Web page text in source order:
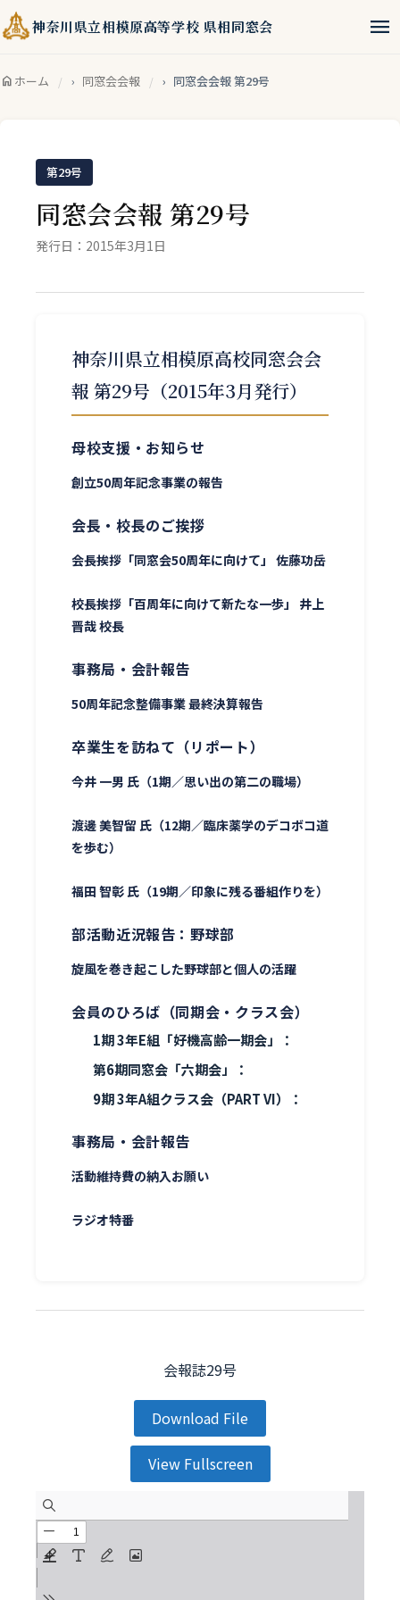
神奈川県立相模原高等学校 県相同窓会 menu
home ホーム 同窓会会報 同窓会会報 第29号
第29号
同窓会会報 第29号
発行日：2015年3月1日
神奈川県立相模原高校同窓会会
報 第29号（2015年3月発行）
母校支援・お知らせ
創立50周年記念事業の報告
会長・校長のご挨拶
会長挨拶「同窓会50周年に向けて」 佐藤功岳
校長挨拶「百周年に向けて新たな一歩」 井上
晋哉 校長
事務局・会計報告
50周年記念整備事業 最終決算報告
卒業生を訪ねて（リポート）
今井 一男 氏（1期／思い出の第二の職場）
渡邊 美智留 氏（12期／臨床薬学のデコボコ道
を歩む）
福田 智彰 氏（19期／印象に残る番組作りを）
部活動近況報告：野球部
旋風を巻き起こした野球部と個人の活躍
会員のひろば（同期会・クラス会）
1期 3年E組「好機高齢一期会」：
第6期同窓会「六期会」：
9期 3年A組クラス会（PART VI）：
事務局・会計報告
活動維持費の納入お願い
ラジオ特番
会報誌29号
Download File
View Fullscreen